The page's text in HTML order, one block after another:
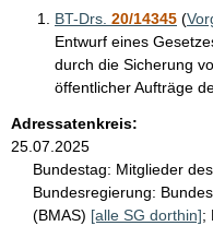
BT-Drs. 20/14345 (
Entwurf eines
durch die Sicherung
öffentlicher Aufträge
Adressatenkreis:
25.07.2025
Bundestag: Mitglieder
Bundesregierung:
(BMAS) [alle SG dorthin];